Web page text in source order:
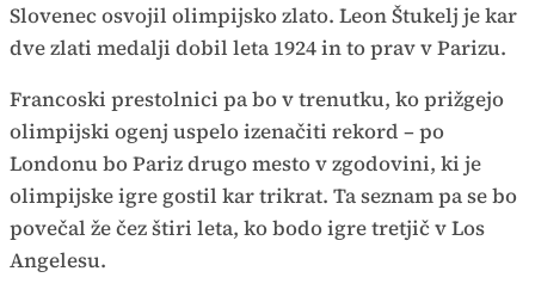
Slovenec osvojil olimpijsko zlato. Leon Štukelj je kar
dve zlati medalji dobil leta 1924 in to prav v Parizu.
Francoski prestolnici pa bo v trenutku, ko prižgejo
olimpijski ogenj uspelo izenačiti rekord – po
Londonu bo Pariz drugo mesto v zgodovini, ki je
olimpijske igre gostil kar trikrat. Ta seznam pa se bo
povečal že čez štiri leta, ko bodo igre tretjič v Los
Angelesu.